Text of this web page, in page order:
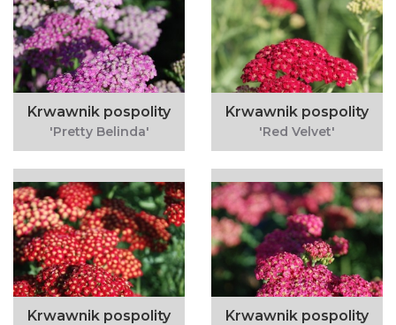
Krwawnik pospolity
'Pretty Belinda'
Krwawnik pospolity
'Red Velvet'
Krwawnik pospolity Krwawnik pospolity